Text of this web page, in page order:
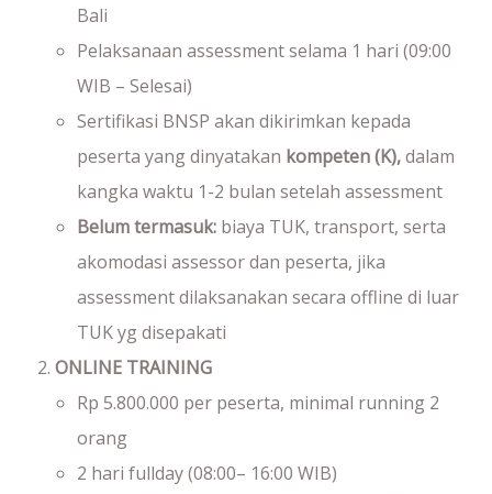
Bali
Pelaksanaan assessment selama 1 hari (09:00
WIB – Selesai)
Sertifikasi BNSP akan dikirimkan kepada
peserta yang dinyatakan kompeten (K),dalam
kangka waktu 1-2 bulan setelah assessment
Belum termasuk: biaya TUK, transport, serta
akomodasi assessor dan peserta, jika
assessment dilaksanakan secara offline di luar
TUK yg disepakati
ONLINE TRAINING
Rp 5.800.000 per peserta, minimal running 2
orang
2 hari fullday (08:00– 16:00 WIB)